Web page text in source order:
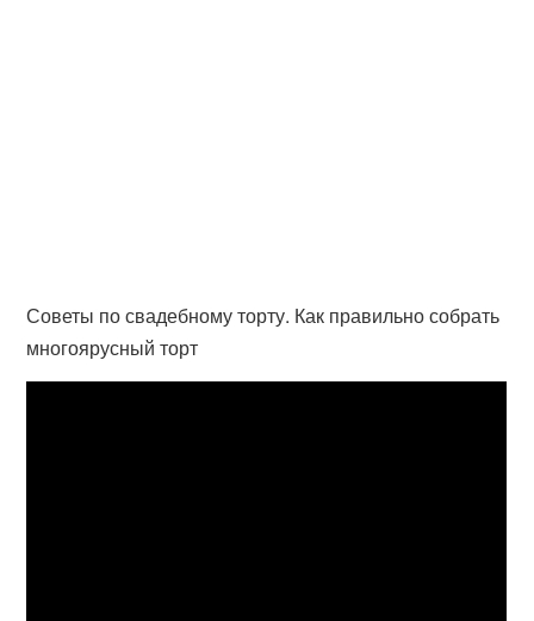
Советы по свадебному торту. Как правильно собрать
многоярусный торт